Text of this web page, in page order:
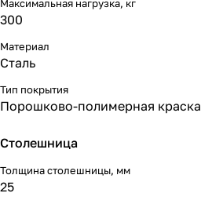
Максимальная нагрузка, кг
300
Материал
Сталь
Тип покрытия
Порошково-полимерная краска
Столешница
Толщина столешницы, мм
25